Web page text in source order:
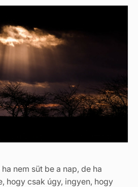
nem süt be a nap, de ha
hogy csak úgy, ingyen, hogy